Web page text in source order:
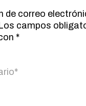
de correo
Los campos
*